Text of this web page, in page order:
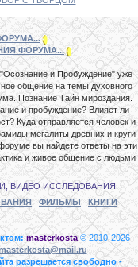
ФОРУМА...
и Пробуждение" уже
общение на темы духовного
Познание Тайн мироздания.
и пробуждение? Влияет ли
Куда отправляется человек и
мегалиты древних и круги
вы найдете ответы на эти
и живое общение с людьми
ВИДЕО ИССЛЕДОВАНИЯ.
ФИЛЬМЫ
КНИГИ
masterkosta © 2010-2026
разрешается свободно -